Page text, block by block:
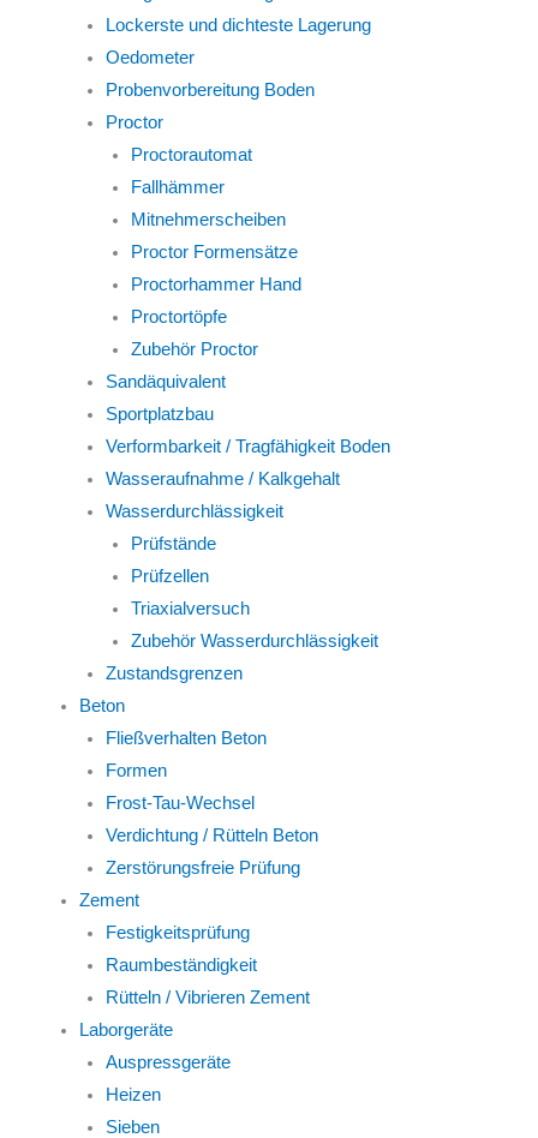
Lockerste und dichteste Lagerung
Oedometer
Probenvorbereitung Boden
Proctor
Proctorautomat
Fallhämmer
Mitnehmerscheiben
Proctor Formensätze
Proctorhammer Hand
Proctortöpfe
Zubehör Proctor
Sandäquivalent
Sportplatzbau
Verformbarkeit / Tragfähigkeit Boden
Wasseraufnahme / Kalkgehalt
Wasserdurchlässigkeit
Prüfstände
Prüfzellen
Triaxialversuch
Zubehör Wasserdurchlässigkeit
Zustandsgrenzen
Beton
Fließverhalten Beton
Formen
Frost-Tau-Wechsel
Verdichtung / Rütteln Beton
Zerstörungsfreie Prüfung
Zement
Festigkeitsprüfung
Raumbeständigkeit
Rütteln / Vibrieren Zement
Laborgeräte
Auspressgeräte
Heizen
Sieben